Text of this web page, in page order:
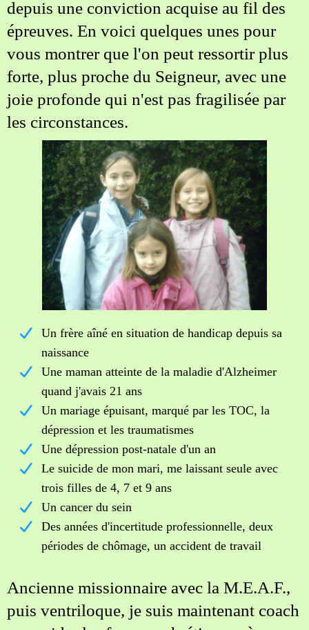
depuis une conviction acquise au fil des
épreuves. En voici quelques unes pour
vous montrer que l'on peut ressortir plus
forte, plus proche du Seigneur, avec une
joie profonde qui n'est pas fragilisée par
les circonstances.
Un frère aîné en situation de handicap depuis sa
naissance
Une maman atteinte de la maladie d'Alzheimer
quand j'avais 21 ans
Un mariage épuisant, marqué par les TOC, la
dépression et les traumatismes
Une dépression post-natale d'un an
Le suicide de mon mari, me laissant seule avec
trois filles de 4, 7 et 9 ans
Un cancer du sein
Des années d'incertitude professionnelle, deux
périodes de chômage, un accident de travail
Ancienne missionnaire avec la M.E.A.F.,
puis ventriloque, je suis maintenant coach